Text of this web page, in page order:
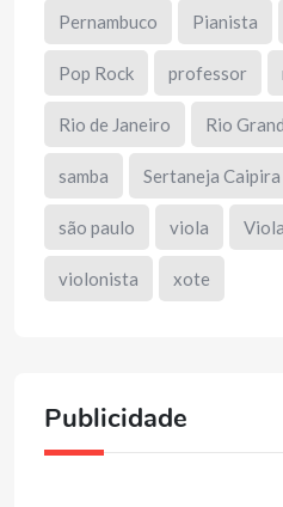
Pernambuco Pianista
Pop Rock professor
Rio de Janeiro Rio
samba Sertaneja Caipira
são paulo viola
violonista xote
Publicidade